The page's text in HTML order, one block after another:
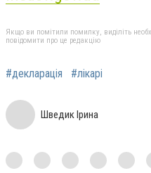
Якщо ви помітили помилку, виділіть
повідомити про це редакцію
#декларація #лікарі
Шведик Ірина